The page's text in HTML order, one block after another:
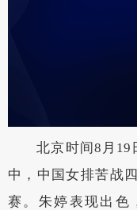
北京时间8月19日
中，中国女排苦战
赛。朱婷表现出色